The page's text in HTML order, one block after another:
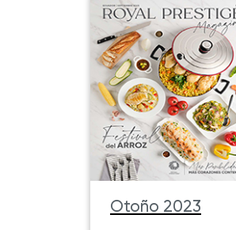
Otoño 2023